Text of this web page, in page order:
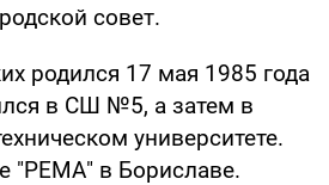
совет.
родился 17 мая 1985 года
в СШ №5, а затем в
университете.
"РЕМА" в Бориславе.